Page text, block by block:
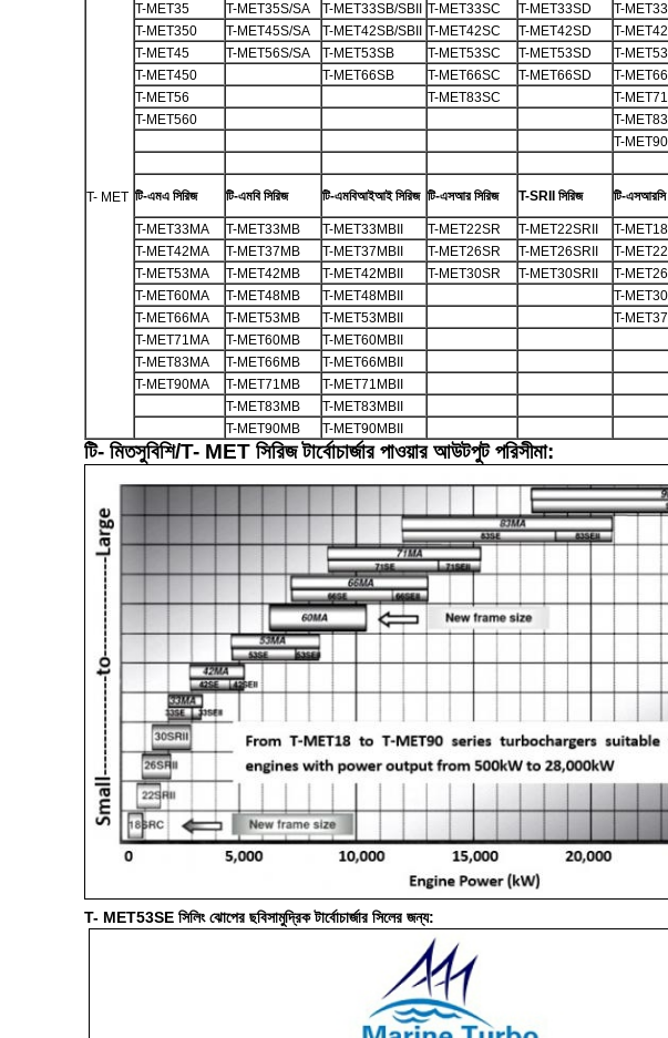
T- MET
T-MET35 T-MET35S/SA T-MET33SB/SBII T-MET33SC T-MET33SD T-
T-MET350
T-MET45S/SA T-MET42SB/SBII T-MET42SC T-MET42SD T-
T-MET45
T-MET56S/SA T-MET53SB T-MET53SC T-MET53SD T-
T-MET450
T-MET66SB T-MET66SC T-MET66SD T-
T-MET56
T-MET83SC T-
T-MET560
T-
T-
টি-এমএ সিরিজ টি-এমবি সিরিজ টি-এমবিআইআই সিরিজ টি-এসআর সিরিজ T-SRII সিরিজ টি-এসআরসি
T-MET33MA T-MET33MB T-MET33MBII T-MET22SR T-MET22SRII T-
T-MET42MA
T-MET37MB T-MET37MBII T-MET26SR T-MET26SRII T-
T-MET53MA
T-MET42MB T-MET42MBII T-MET30SR T-MET30SRII T-
T-MET60MA
T-MET48MB T-MET48MBII T-
T-MET66MA
T-MET53MB T-MET53MBII T-
T-MET71MA
T-MET60MB T-MET60MBII
T-MET83MA
T-MET66MB
T-MET66MBII
T-MET90MA
T-MET71MB
T-MET71MBII
T-MET83MB
T-MET83MBII
T-MET90MB
T-MET90MBII
টি- মিতসুবিশি/T- MET সিরিজ টার্বোচার্জার পাওয়ার আউটপুট পরিসীমা:
T- MET53SE সিলিং ঝোপের ছবিসামুদ্রিক টার্বোচার্জার সিলের জন্য: